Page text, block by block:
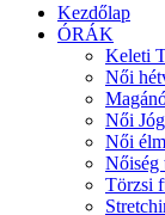
Kezdőlap
ÓRÁK
Keleti
Női
Női
Női
Nőiség
Törzsi